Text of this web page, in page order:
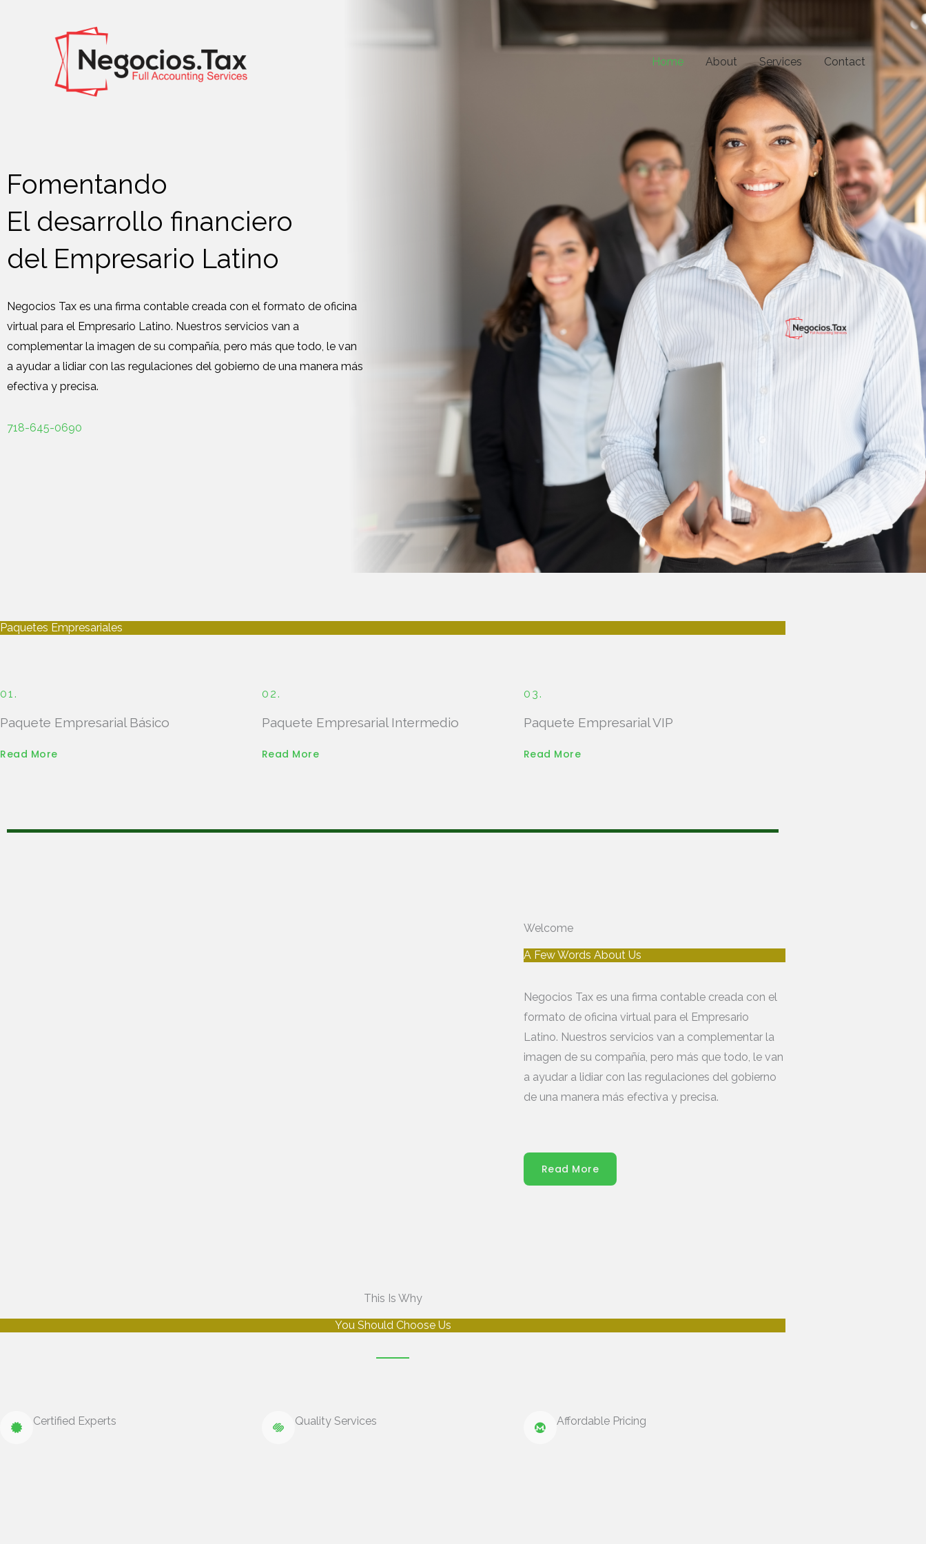
Home
About Services Contact
Fomentando
El desarrollo financiero
del Empresario Latino
Negocios Tax es una firma contable creada con el formato de oficina
virtual para el Empresario Latino. Nuestros servicios van a
complementar la imagen de su compañía, pero más que todo, le van
a ayudar a lidiar con las regulaciones del gobierno de una manera más
efectiva y precisa.
718-645-0690
Paquetes Empresariales
01.
Paquete Empresarial Básico
Read More
02.
Paquete Empresarial Intermedio
Read More
03.
Paquete Empresarial VIP
Read More
Welcome
A Few Words About Us
Negocios Tax es una firma contable creada con el
formato de oficina virtual para el Empresario
Latino. Nuestros servicios van a complementar la
imagen de su compañía, pero más que todo, le van
a ayudar a lidiar con las regulaciones del gobierno
de una manera más efectiva y precisa.
Read More
This Is Why
You Should Choose Us
Certified Experts Quality Services Affordable Pricing